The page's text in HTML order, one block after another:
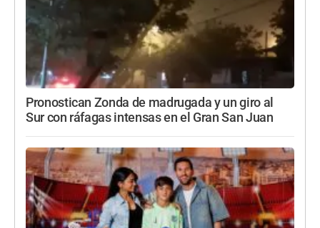
Pronostican Zonda de madrugada y un giro al
Sur con ráfagas intensas en el Gran San Juan